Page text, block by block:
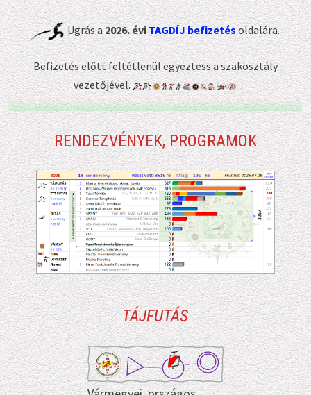
Ugrás a2026. éviTAGDÍJ befizetésoldalára.
Befizetés előtt feltétlenül egyeztess a szakosztály
vezetőjével.
RENDEZVÉNYEK, PROGRAMOK
TÁJFUTÁS